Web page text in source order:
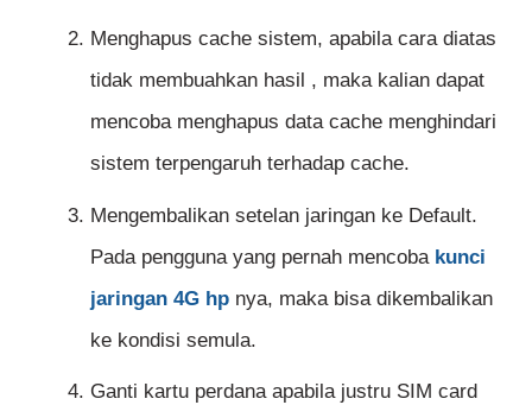
Menghapus cache sistem, apabila cara diatas
tidak membuahkan hasil , maka kalian dapat
mencoba menghapus data cache menghindari
sistem terpengaruh terhadap cache.
Mengembalikan setelan jaringan ke Default.
Pada pengguna yang pernah mencoba kunci
jaringan 4G hp nya, maka bisa dikembalikan
ke kondisi semula.
Ganti kartu perdana apabila justru SIM card